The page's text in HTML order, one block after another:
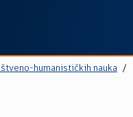
humanističkih nauka